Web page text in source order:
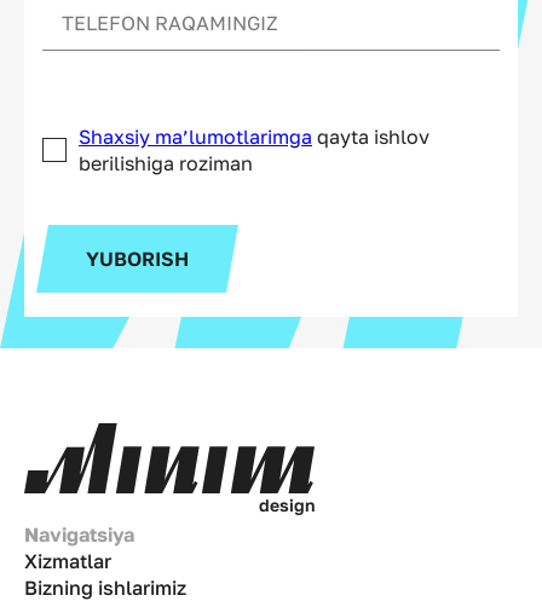
Shaxsiy ma’lumotlarimga qayta ishlov
berilishiga roziman
YUBORISH
design
Navigatsiya
Xizmatlar
Bizning ishlarimiz